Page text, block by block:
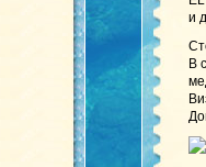
и
В